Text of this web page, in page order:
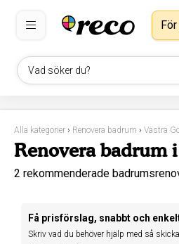
Vad söker du?
Alla kategorier › Renovera badrum › Västra
Renovera badrum
2 rekommenderade
Få prisförslag, snabbt och
Skriv vad du behöver hjälp med så